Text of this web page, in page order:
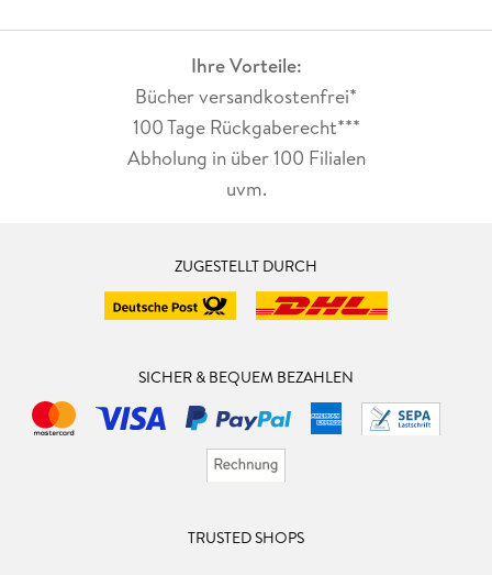
Ihre Vorteile:
Bücher versandkostenfrei*
100 Tage Rückgaberecht***
Abholung in über 100 Filialen
uvm.
ZUGESTELLT DURCH
SICHER & BEQUEM BEZAHLEN
TRUSTED SHOPS